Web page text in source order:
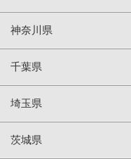
神奈川県
千葉県
埼玉県
茨城県